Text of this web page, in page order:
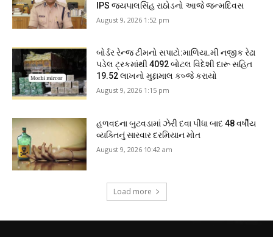
IPS જયપાલસિંહ રાઠોડનો આજે જન્મદિવસ
August 9, 2026 1:52 pm
બોર્ડર રેન્જ ટીમનો સપાટો:માળિયા.મી નજીક રેઢા
પડેલ ટ્રકમાંથી 4092 બોટલ વિદેશી દારૂ સહિત
19.52 લાખનો મુદ્દામાલ કબ્જે કરાયો
August 9, 2026 1:15 pm
હળવદના બુટવડામાં ઝેરી દવા પીધા બાદ 48 વર્ષીય
વ્યક્તિનું સારવાર દરમિયાન મોત
August 9, 2026 10:42 am
Load more